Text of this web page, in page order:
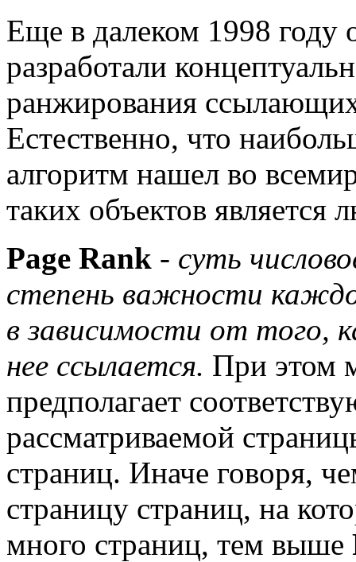
Еще в далеком 1998 году
разработали
ранжирования
Естественно, что
алгоритм нашел во
таких объектов является
Page Rank - суть
степень важности
в зависимости от того,
нее ссылается. При этом
предполагает
рассматриваемой
страниц. Иначе говоря,
страницу страниц, на
много страниц, тем выше